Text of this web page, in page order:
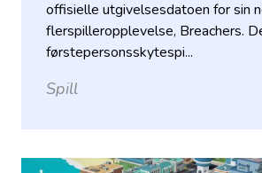
offisielle utgivelsesdatoen for sin
flerspilleropplevelse, Breachers.
førstepersonsskytespi...
Spill